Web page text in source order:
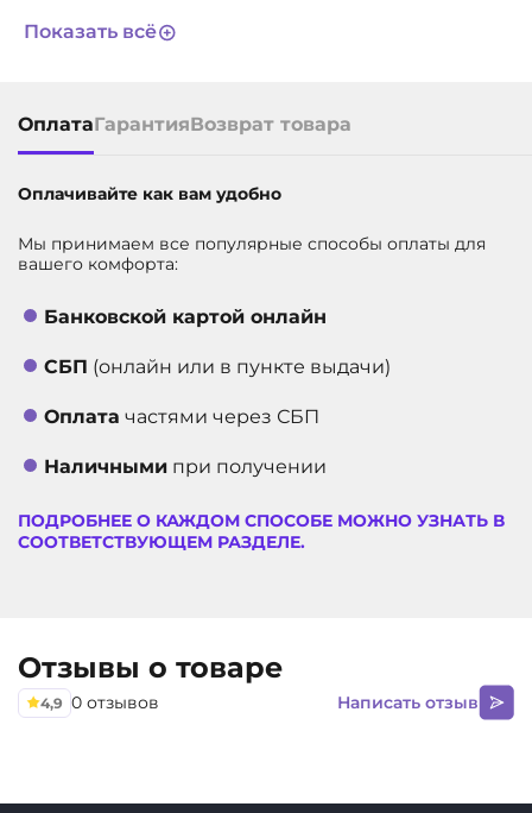
центре расположен индикатор цвета, меняющийся в
зависимости от уровня громкости и режимов работы
Яндекс.Станции Лайт. Низ устройства оснащен
силиконовой подкладкой, что защищает от скольжений,
возможных ударов и царапин. Сзади компактно
размещен разъем USB Type-C, через который
мощностью 5 Вт. Длина провода для зарядки
эксплуатации.
ГАРАНТИЯ
АРТИКУЛ
Показать всё
ОплатаГарантияВозврат товара
Оплачивайте как вам удобно
Мы принимаем все популярные способы оплаты для
вашего комфорта:
Банковской картой онлайн
СБП (онлайн или в пункте выдачи)
Оплата частями через СБП
Наличными при получении
ПОДРОБНЕЕ О КАЖДОМ СПОСОБЕ МОЖНО УЗНАТЬ В
СООТВЕТСТВУЮЩЕМ РАЗДЕЛЕ.
Отзывы о товаре
4,9 0 отзывов Написать отзыв